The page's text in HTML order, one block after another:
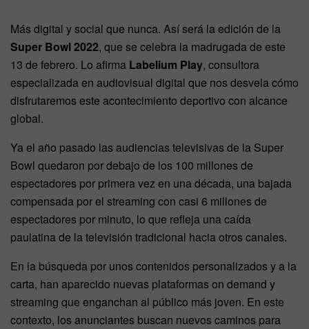
Más digital y social que nunca. Así será la edición de la
Super Bowl2022, que se celebra la madrugada de este
13 de febrero. Lo afirma Labelium Play, consultora
especializada en audiovisual digital que nos desvela cómo
disfrutaremos este acontecimiento deportivo con alcance
global.
Ya el año pasado las audiencias televisivas de la Super
Bowl quedaron por debajo de los 100 millones de
espectadores por primera vez en una década, una bajada
compensada por el streaming con casi 6 millones de
espectadores por minuto, lo que refleja una caída
paulatina de la televisión tradicional hacia otros canales.
En la búsqueda por unos contenidos personalizados y a la
carta, han aparecido nuevas plataformas on demand y
streaming que enganchan al público más joven. En este
contexto, los anunciantes buscan nuevos caminos para